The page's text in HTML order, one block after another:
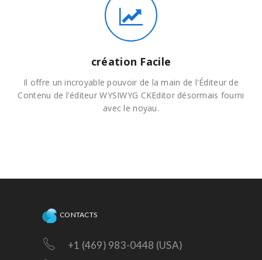
création Facile
Il offre un incroyable pouvoir de la main de l'Éditeur de
Contenu de l'éditeur WYSIWYG CKEditor désormais fourni
avec le noyau.
CONTACTS
+1 (469) 983-0448 (USA)